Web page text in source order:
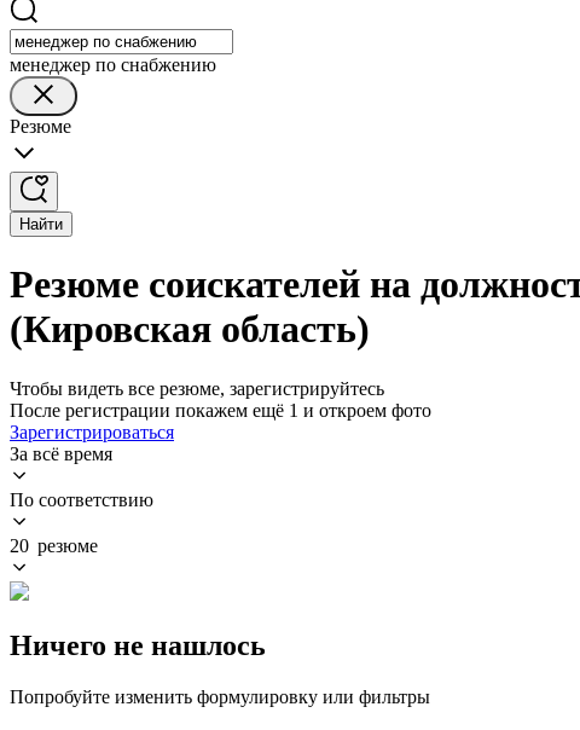
менеджер по снабжению
Резюме
Найти
Резюме соискателей на
(Кировская область)
Чтобы видеть все резюме, зарегистрируйтесь
После регистрации покажем ещё 1 и откроем фото
Зарегистрироваться
За всё время
По соответствию
20 резюме
Ничего не нашлось
Попробуйте изменить формулировку или фильтры